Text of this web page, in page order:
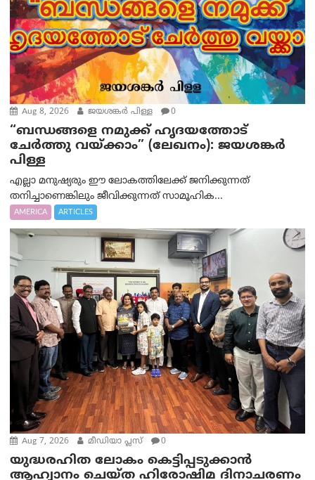
Aug 8, 2026 ജയശങ്കര്‍ പിള്ള 0
“ബന്ധങ്ങളെ നമുക്ക് ഹൃദയത്തോട്
ചേർത്തു വയ്ക്കാം” (ലേഖനം): ജയശങ്കര്‍
പിള്ള
എല്ലാ മനുഷ്യരും ഈ ലോകത്തിലേക്ക് ജനിക്കുന്നത്
തനിച്ചാണെങ്കിലും ജീവിക്കുന്നത് സാമൂഹിക...
AMERICA ARTICLES
Aug 7, 2026 മീഡിയാ പ്ലസ് 0
യുദ്ധരഹിത ലോകം കെട്ടിപ്പടുക്കാന്‍
ആഹ്വാനം ചെയ്ത ഹിരോഷിമ ദിനാചരണം